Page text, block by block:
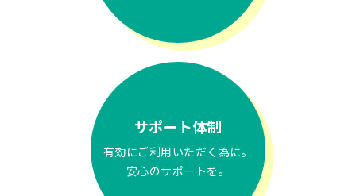
サポート体制
有効にご利用いただく為に。
安心のサポートを。